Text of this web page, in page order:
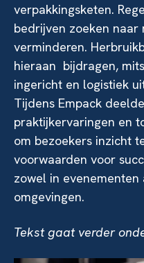
verpakkingsketen.
bedrijven zoeken
verminderen.
hieraan bijdragen,
ingericht en logistiek
Tijdens Empack
praktijkervaringen en
om bezoekers inzicht
voorwaarden voor
zowel in evenementen
omgevingen.
Tekst gaat verder